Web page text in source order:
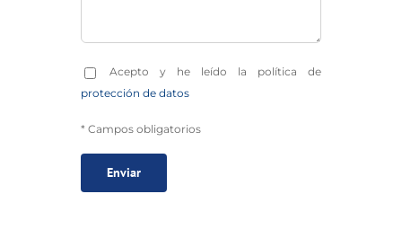
Acepto y he leído la política de
protección de datos
* Campos obligatorios